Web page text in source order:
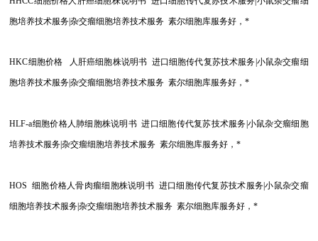
胞培养技术服务|杂交瘤细胞培养技术服务 素尔细胞库服务好，*
HKC细胞价格 人肝癌细胞株说明书 进口细胞传代复苏技术服务|小鼠杂交瘤细
胞培养技术服务|杂交瘤细胞培养技术服务 素尔细胞库服务好，*
HLF-a细胞价格人肺细胞株说明书 进口细胞传代复苏技术服务|小鼠杂交瘤细胞
培养技术服务|杂交瘤细胞培养技术服务 素尔细胞库服务好，*
HOS细胞价格人骨肉瘤细胞株说明书 进口细胞传代复苏技术服务|小鼠杂交瘤
细胞培养技术服务|杂交瘤细胞培养技术服务 素尔细胞库服务好，*